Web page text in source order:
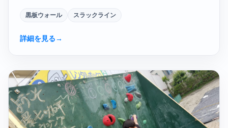
黒板ウォール スラックライン
詳細を見る→